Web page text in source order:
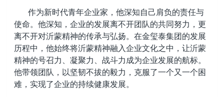
作为新时代青年企业家，他深知自己肩负的责任与
使命。他深知，企业的发展离不开团队的共同努力，更
离不开对沂蒙精神的传承与弘扬。在金玺泰集团的发展
历程中，他始终将沂蒙精神融入企业文化之中，让沂蒙
精神的号召力、凝聚力、战斗力成为企业发展的航标。
他带领团队，以坚韧不拔的毅力，克服了一个又一个困
难，实现了企业的持续健康发展。